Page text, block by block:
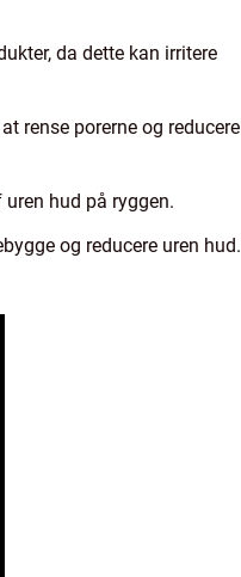
da dette kan irritere
rense porerne og reducere
hud på ryggen.
og reducere uren hud.